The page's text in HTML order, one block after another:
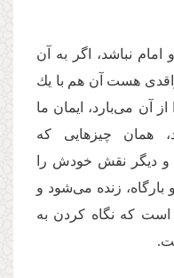
نباشد، اگر به آن
هست آن هم با یك
آن مى‌‌بارد، ایمان ما
همان چیزهایى كه
دیگر نقش خودش را
بارگاه، زنده مى‌‌شود و
كه نگاه كردن به